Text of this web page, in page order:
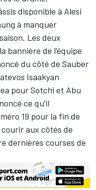
disponible à Alesi
à manquer
Les deux
bannière de l'équipe
du côté de Sauber
Isaakyan
pour Sotchi et Abu
ce qu'il
19 pour la fin de
aux côtés de
dernières courses de